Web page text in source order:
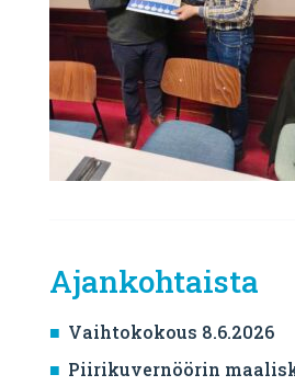
Ajankohtaista
Vaihtokokous 8.6.2026
Piirikuvernöörin